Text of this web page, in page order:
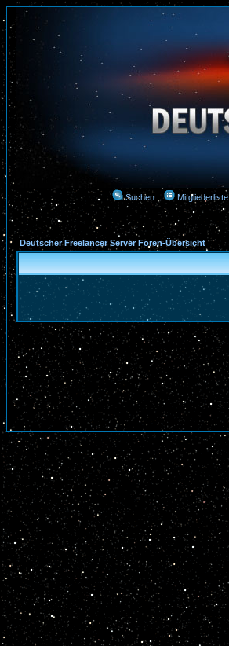
Suchen Mitgliederliste
Deutscher Freelancer Server Foren-Übersicht